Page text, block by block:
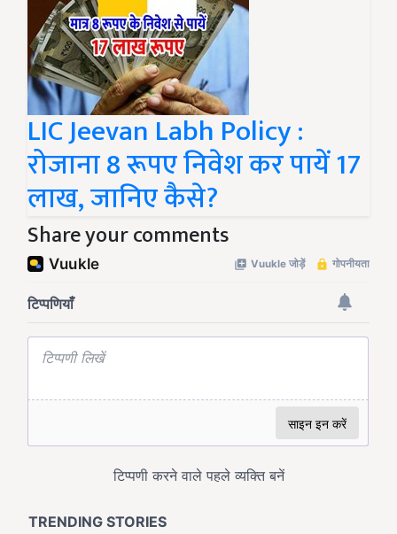
LIC Jeevan Labh Policy :
रोजाना 8 रूपए निवेश कर पायें 17
लाख, जानिए कैसे?
Share your comments